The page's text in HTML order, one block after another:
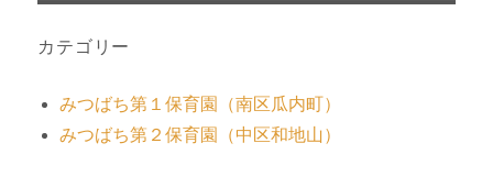
カテゴリー
みつばち第１保育園（南区瓜内町）
みつばち第２保育園（中区和地山）